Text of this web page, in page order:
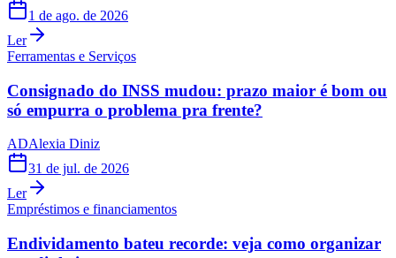
1 de ago. de 2026
Ler
Ferramentas e Serviços
Consignado do INSS mudou: prazo maior é bom ou
só empurra o problema pra frente?
ADAlexia Diniz
31 de jul. de 2026
Ler
Empréstimos e financiamentos
Endividamento bateu recorde: veja como organizar